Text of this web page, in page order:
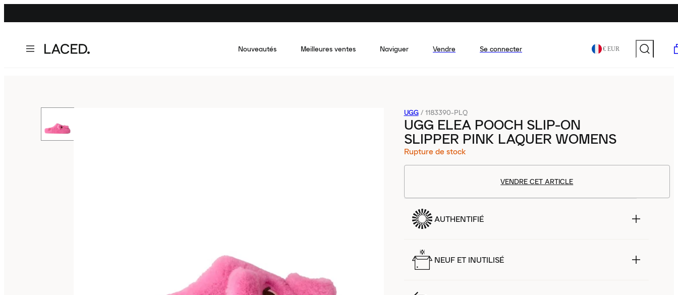
Nouveautés Meilleures ventes Naviguer Vendre Se connecter € EUR
UGG / 1183390-PLQ
UGG ELEA POOCH SLIP-ON
SLIPPER PINK LAQUER WOMENS
Rupture de stock
VENDRE CET ARTICLE
AUTHENTIFIÉ
NEUF ET INUTILISÉ